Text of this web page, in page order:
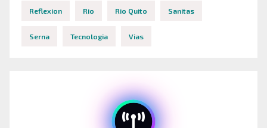
Reflexion Rio Rio Quito Sanitas
Serna Tecnologia Vias